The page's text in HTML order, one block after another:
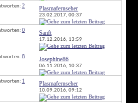
2 Plasmafernseher
23.02.2017, 00:37
0 Sanft
17.12.2016, 13:59
8 Josephine86
06.11.2016, 10:37
1 Plasmafernseher
10.09.2016, 09:12